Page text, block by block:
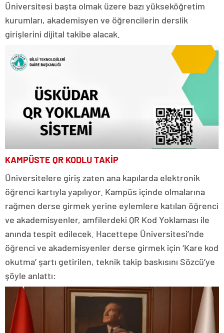
Üniversitesi başta olmak üzere bazı yükseköğretim
kurumları, akademisyen ve öğrencilerin derslik
girişlerini dijital takibe alacak.
KAMPÜSTE QR KODLU TAKİP
Üniversitelere giriş zaten ana kapılarda elektronik
öğrenci kartıyla yapılıyor. Kampüs içinde olmalarına
rağmen derse girmek yerine eylemlere katılan öğrenci
ve akademisyenler, amfilerdeki QR Kod Yoklaması ile
anında tespit edilecek. Hacettepe Üniversitesi’nde
öğrenci ve akademisyenler derse girmek için ‘Kare kod
okutma’ şartı getirilen, teknik takip baskısını Sözcü’ye
şöyle anlattı: